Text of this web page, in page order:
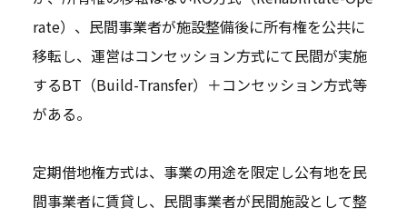
rate）、民間事業者が施設整備後に所有権を公共に
移転し、運営はコンセッション方式にて民間が実施
するBT（Build-Transfer）＋コンセッション方式等
がある。
定期借地権方式は、事業の用途を限定し公有地を民
間事業者に賃貸し、民間事業者が民間施設として整